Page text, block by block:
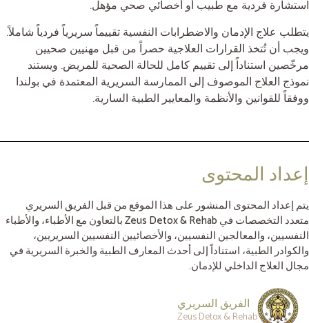
استشارة فردية مع طبيب أو أخصائي صحي مؤهل.
يتطلب علاج الإدمان والاضطرابات النفسية تقييماً سريرياً فردياً شاملاً.
ويجب أن تُتخذ القرارات العلاجية حصراً من قبل مهنيين صحيين
مرخّصين استناداً إلى تقييم كامل للحالة الصحية للمريض. ويستند
نموذج العلاج الموصوف إلى الممارسة السريرية المعتمدة في بولندا
ووفقاً للقوانين والأنظمة والمعايير الطبية السارية.
إعداد المحتوى
يتم إعداد المحتوى المنشور على هذا الموقع من قبل الفريق السريري
متعدد التخصصات في Zeus Detox & Rehab بالتعاون مع الأطباء، والأطباء
النفسيين، والمعالجين النفسيين، والأخصائيين النفسيين السريريين،
والكوادر الطبية، استناداً إلى أحدث المعارف الطبية والخبرة السريرية في
مجال العلاج الداخلي للإدمان.
الفريق السريري
Zeus Detox & Rehab